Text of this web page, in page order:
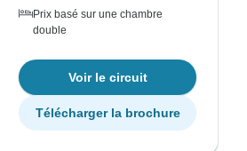
Prix basé sur une chambre
double
Voir le circuit
Télécharger la brochure